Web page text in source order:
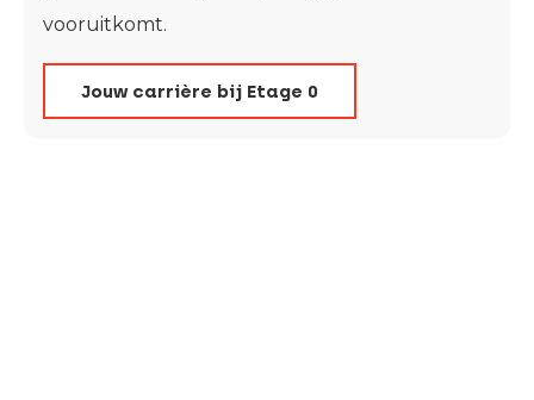
vooruitkomt.
Jouw carrière bij Etage 0